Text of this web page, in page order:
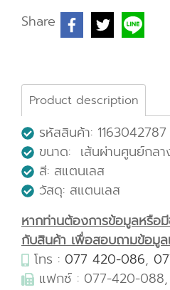
Share
Product description
รหัสสินค้า: 1163042787
ขนาด: เส้นผ่านศูนย์กลา
สี: สแตนเลส
วัสดุ: สแตนเลส
หากท่านต้องการข้อมูลหรือ
กับสินค้า เพื่อสอบถามข้อมูล
โทร : 077 420-086,
แฟกซ์ : 077-420-